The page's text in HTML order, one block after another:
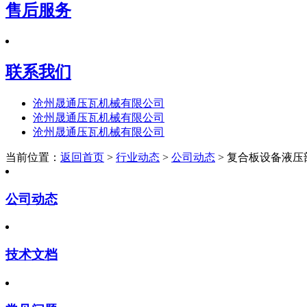
售后服务
联系我们
沧州晟通压瓦机械有限公司
沧州晟通压瓦机械有限公司
沧州晟通压瓦机械有限公司
当前位置： 返回首页 > 行业动态 > 公司动态 > 复合板设备液压
公司动态
技术文档